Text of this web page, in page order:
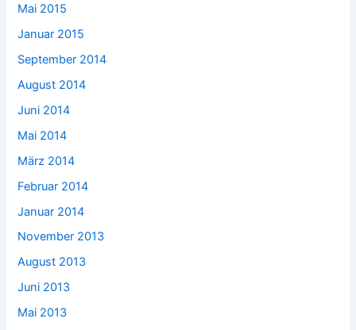
Mai 2015
Januar 2015
September 2014
August 2014
Juni 2014
Mai 2014
März 2014
Februar 2014
Januar 2014
November 2013
August 2013
Juni 2013
Mai 2013